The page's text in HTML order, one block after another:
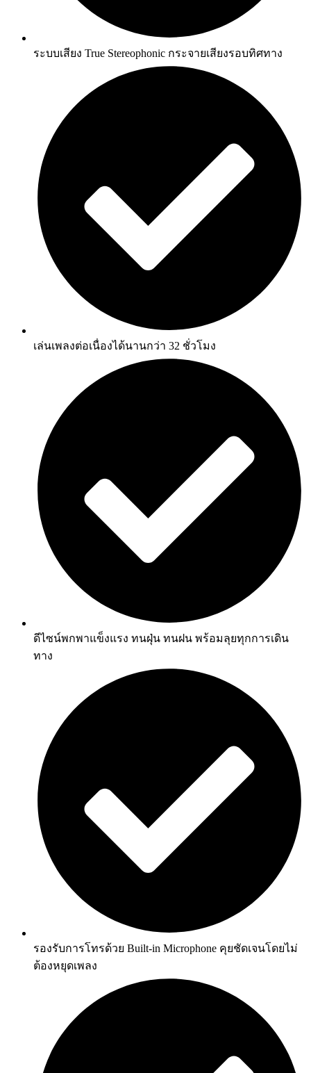
ระบบเสียง True Stereophonic กระจายเสียงรอบทิศทาง
เล่นเพลงต่อเนื่องได้นานกว่า 32 ชั่วโมง
ดีไซน์พกพาแข็งแรง ทนฝุ่น ทนฝน พร้อมลุยทุกการเดิน
ทาง
รองรับการโทรด้วย Built-in Microphone คุยชัดเจนโดยไม่
ต้องหยุดเพลง